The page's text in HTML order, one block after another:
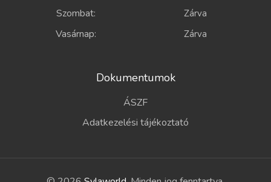
Szombat: Zárva
Vasárnap: Zárva
Dokumentumok
ÁSZF
Adatkezelési tájékoztató